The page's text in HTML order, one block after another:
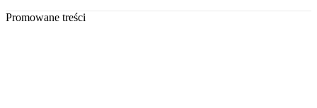
Promowane treści